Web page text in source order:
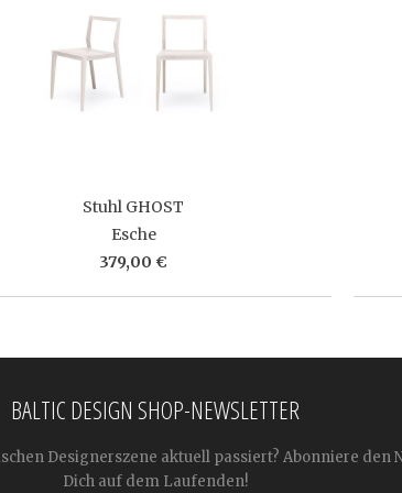
Stuhl GHOST
Esche
379,00 €
BALTIC DESIGN SHOP-NEWSLETTER
Designerszene aktuell passiert? Abonniere den
Dich auf dem Laufenden!